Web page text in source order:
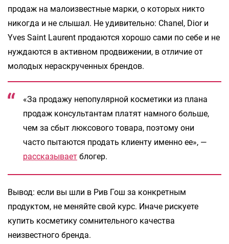
продаж на малоизвестные марки, о которых никто
никогда и не слышал. Не удивительно: Chanel, Dior и
Yves Saint Laurent продаются хорошо сами по себе и не
нуждаются в активном продвижении, в отличие от
молодых нераскрученных брендов.
«За продажу непопулярной косметики из плана
продаж консультантам платят намного больше,
чем за сбыт люксового товара, поэтому они
часто пытаются продать клиенту именно ее», —
рассказывает блогер.
Вывод: если вы шли в Рив Гош за конкретным
продуктом, не меняйте свой курс. Иначе рискуете
купить косметику сомнительного качества
неизвестного бренда.